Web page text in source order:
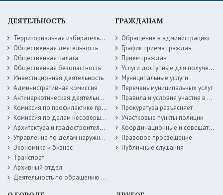
ДЕЯТЕЛЬНОСТЬ
Территориальная избирательная комиссия
Общественная деятельность
Общественная палата
Общественная безопастность
Инвестиционная деятельность
Административная комиссия
Антинаркотическая деятельность
Комиссия по профилактике правонарушений
Комиссия по делам несовершеннолетних
Архитектура и градостроительство
Управление по делам наружной рекламы
Экономика и бизнес
Транспорт
Архивный отдел
Деятельность по обращению с животными без владельцев
ГРАЖДАНАМ
Обращение в администрацию
График приема граждан
Прием граждан
Услуги доступные для получения в электронной форме
Муниципальные услуги
Перечень муниципальных услуг
Правила и условия участия в жилищных программах
Прокуратура разъясняет
Участковые пункты полиции
Координационные и совещательные органы
Правовое просвещение
Публичные слушания